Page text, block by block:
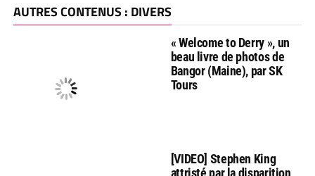
AUTRES CONTENUS : DIVERS
« Welcome to Derry », un
beau livre de photos de
Bangor (Maine), par SK
Tours
[VIDEO] Stephen King
attristé par la disparition